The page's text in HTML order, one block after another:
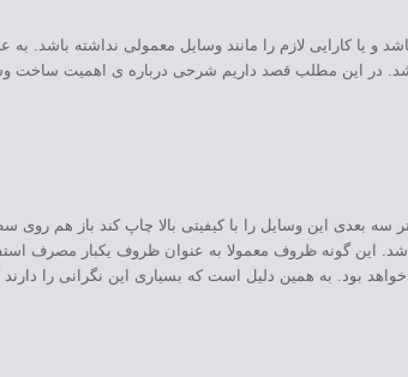
و یا کارایی لازم را مانند وسایل معمولی نداشته باشد. به
در این مطلب قصد داریم شرحی درباره ی اهمیت ساخت
سه بعدی این وسایل را با کیفیتی بالا چاپ کند باز هم روی
این گونه ظروف معمولا به عنوان ظروف یکبار مصرف
بود. به همین دلیل است که بسیاری این نگرانی را دارند